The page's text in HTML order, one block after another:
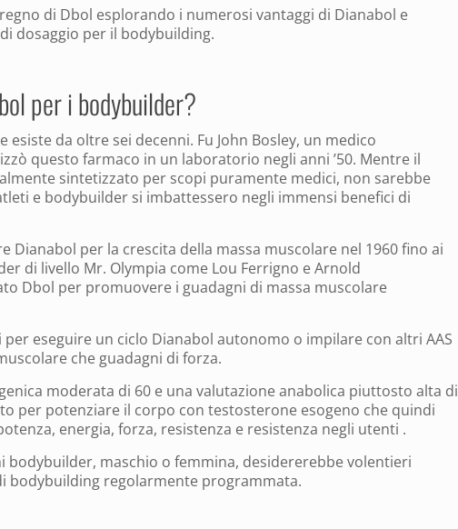
di Dbol esplorando i numerosi vantaggi di Dianabol e
dosaggio per il bodybuilding.
per i bodybuilder?
esiste da oltre sei decenni. Fu John Bosley, un medico
questo farmaco in un laboratorio negli anni ’50. Mentre il
sintetizzato per scopi puramente medici, non sarebbe
e bodybuilder si imbattessero negli immensi benefici di
Dianabol per la crescita della massa muscolare nel 1960 fino ai
di livello Mr. Olympia come Lou Ferrigno e Arnold
Dbol per promuovere i guadagni di massa muscolare
eseguire un ciclo Dianabol autonomo o impilare con altri AAS
che guadagni di forza.
moderata di 60 e una valutazione anabolica piuttosto alta di
per potenziare il corpo con testosterone esogeno che quindi
energia, forza, resistenza e resistenza negli utenti .
bodybuilder, maschio o femmina, desidererebbe volentieri
bodybuilding regolarmente programmata.